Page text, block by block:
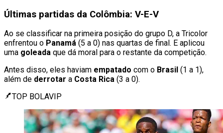
Últimas partidas da Colômbia: V-E-V
Ao se classificar na primeira posição do grupo D, a Tricolor
enfrentou o Panamá (5 a 0) nas quartas de final. E aplicou
uma goleada que dá moral para o restante da competição.
Antes disso, eles haviam empatado com o Brasil (1 a 1),
além de derrotar a Costa Rica (3 a 0).
TOP BOLAVIP